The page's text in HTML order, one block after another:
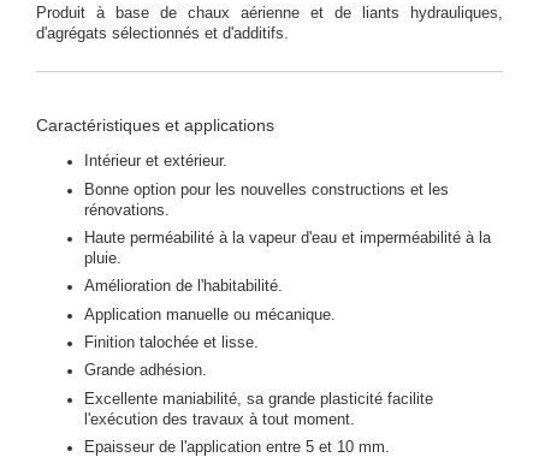
Produit à base de chaux aérienne et de liants hydrauliques,
d'agrégats sélectionnés et d'additifs.
Caractéristiques et applications
Intérieur et extérieur.
Bonne option pour les nouvelles constructions et les
rénovations.
Haute perméabilité à la vapeur d'eau et imperméabilité à la
pluie.
Amélioration de l'habitabilité.
Application manuelle ou mécanique.
Finition talochée et lisse.
Grande adhésion.
Excellente maniabilité, sa grande plasticité facilite
l'exécution des travaux à tout moment.
Epaisseur de l'application entre 5 et 10 mm.